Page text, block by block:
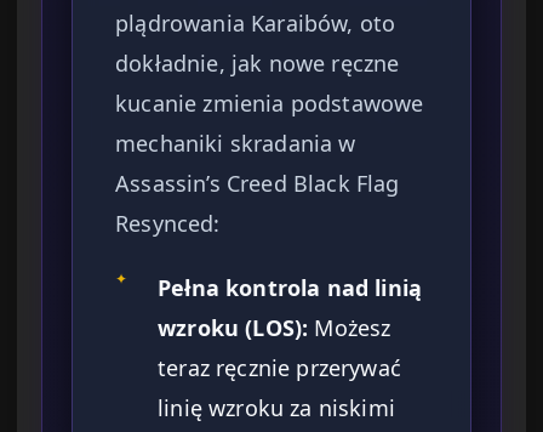
plądrowania Karaibów, oto
dokładnie, jak nowe ręczne
kucanie zmienia podstawowe
mechaniki skradania w
Assassin’s Creed Black Flag
Resynced:
✦
Pełna kontrola nad linią
wzroku (LOS): Możesz
teraz ręcznie przerywać
linię wzroku za niskimi